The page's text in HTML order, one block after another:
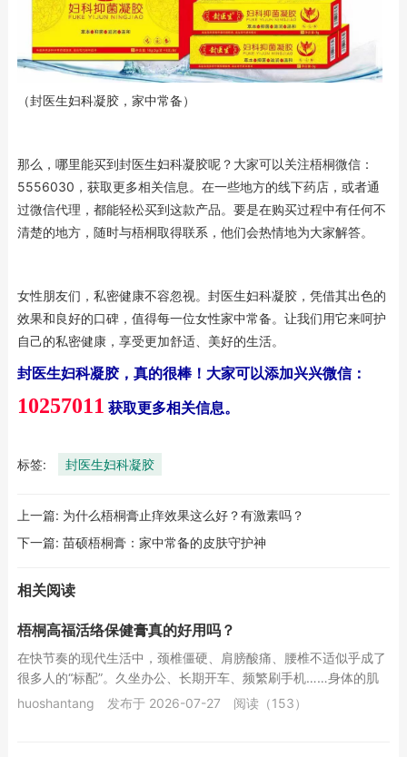
（封医生妇科凝胶，家中常备）
那么，哪里能买到封医生妇科凝胶呢？大家可以关注梧桐微信：
5556030，获取更多相关信息。在一些地方的线下药店，或者通
过微信代理，都能轻松买到这款产品。要是在购买过程中有任何不
清楚的地方，随时与梧桐取得联系，他们会热情地为大家解答。
女性朋友们，私密健康不容忽视。封医生妇科凝胶，凭借其出色的
效果和良好的口碑，值得每一位女性家中常备。让我们用它来呵护
自己的私密健康，享受更加舒适、美好的生活。
封医生妇科凝胶，真的很棒！大家可以添加兴兴微信：
10257011 获取更多相关信息。
标签: 封医生妇科凝胶
上一篇: 为什么梧桐膏止痒效果这么好？有激素吗？
下一篇: 苗硕梧桐膏：家中常备的皮肤守护神
相关阅读
梧桐高福活络保健膏真的好用吗？
在快节奏的现代生活中，颈椎僵硬、肩膀酸痛、腰椎不适似乎成了
很多人的“标配”。久坐办公、长期开车、频繁刷手机……身体的肌
肉和关节在不知不觉中承受着巨大压力。当酸胀...
huoshantang 发布于 2026-07-27 阅读（153）